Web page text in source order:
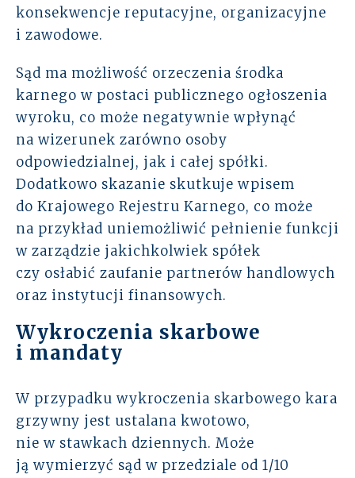
konsekwencje reputacyjne, organizacyjne
i zawodowe.
Sąd ma możliwość orzeczenia środka
karnego w postaci publicznego ogłoszenia
wyroku, co może negatywnie wpłynąć
na wizerunek zarówno osoby
odpowiedzialnej, jak i całej spółki.
Dodatkowo skazanie skutkuje wpisem
do Krajowego Rejestru Karnego, co może
na przykład uniemożliwić pełnienie funkcji
w zarządzie jakichkolwiek spółek
czy osłabić zaufanie partnerów handlowych
oraz instytucji finansowych.
Wykroczenia skarbowe
i mandaty
W przypadku wykroczenia skarbowego kara
grzywny jest ustalana kwotowo,
nie w stawkach dziennych. Może
ją wymierzyć sąd w przedziale od 1/10